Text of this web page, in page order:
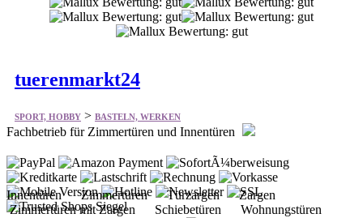
tuerenmarkt24
SPORT, HOBBY > BASTELN, WERKEN
Fachbetrieb für Zimmertüren und Innentüren
Innentüren Zimmertüren Türzargen Zargen
Zimmertüren mit Zargen Schiebetüren Wohnungstüren